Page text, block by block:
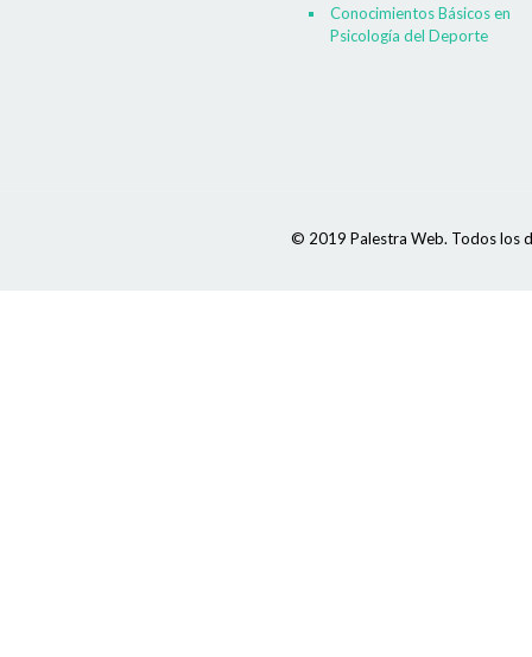
Conocimientos Básicos en
Psicología del Deporte
© 2019 Palestra Web. Todos los